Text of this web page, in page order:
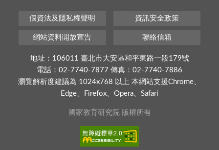
個資法及隱私權聲明 資訊安全政策
網站資料開放宣告 聯絡信箱
地址：106011 臺北市大安區和平東路一段179號
電話：02-7740-7877 傳真：02-7740-7886
瀏覽解析度建議為 1024x768 以上 本網站支援Chrome、
Edge、Firefox、Opera、Safari
國家教育研究院 版權所有